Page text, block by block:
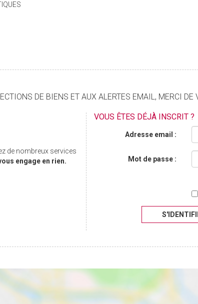
DE BIENS ET AUX ALERTES EMAIL, MERCI DE
de nombreux services
engage en rien.
VOUS ÊTES DÉJÀ INSCRIT ?
Adresse email :
Mot de passe :